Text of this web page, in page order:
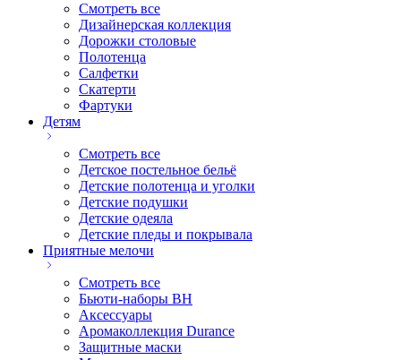
Смотреть все
Дизайнерская коллекция
Дорожки столовые
Полотенца
Салфетки
Скатерти
Фартуки
Детям
Смотреть все
Детское постельное бельё
Детские полотенца и уголки
Детские подушки
Детские одеяла
Детские пледы и покрывала
Приятные мелочи
Смотреть все
Бьюти-наборы ВН
Аксессуары
Аромаколлекция Durance
Защитные маски